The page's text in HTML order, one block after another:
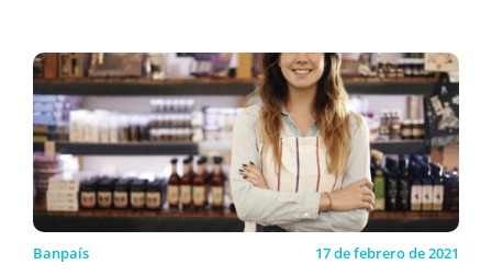
Banpaís 17 de febrero de 2021